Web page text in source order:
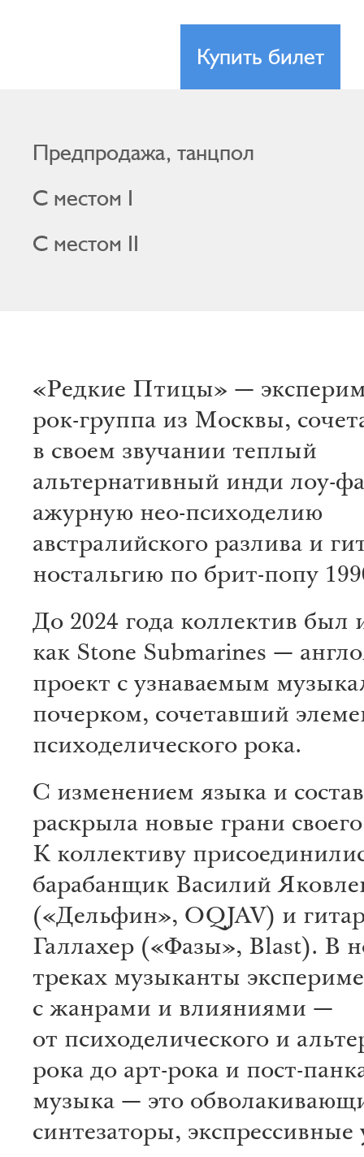
Купить билет
Предпродажа, танцпол
С местом I
С местом II
«Редкие Птицы» —
рок-группа из Москвы,
в своем звучании теплый
альтернативный инди лоу-
ажурную нео-психоделию
австралийского разлива и
ностальгию по брит-попу
До 2024 года коллектив был
как Stone Submarines —
проект с узнаваемым
почерком, сочетавший
психоделического рока.
С изменением языка и
раскрыла новые грани
К коллективу
барабанщик Василий
(«Дельфин», OQJAV) и
Галлахер («Фазы», Blast). В
треках музыканты
с жанрами и влияниями —
от психоделического и
рока до арт-рока и пост-
музыка — это
синтезаторы, экспрессивные